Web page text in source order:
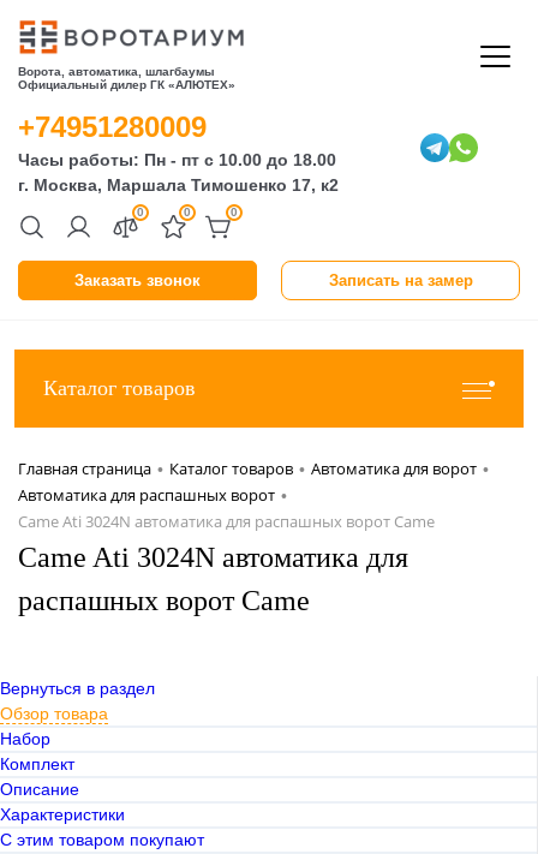
Ворота, автоматика, шлагбаумы
Официальный дилер ГК «АЛЮТЕХ»
Заказать звонок Записать на замер
0 0 0
+74951280009
Часы работы: Пн - пт с 10.00 до 18.00
г. Москва, Маршала Тимошенко 17, к2
Каталог товаров
Главная страница • Каталог товаров • Автоматика для ворот •
Автоматика для распашных ворот •
Came Ati 3024N автоматика для распашных ворот Came
Came Ati 3024N автоматика для
распашных ворот Came
Вернуться в раздел
Обзор товара
Набор
Комплект
Описание
Характеристики
С этим товаром покупают